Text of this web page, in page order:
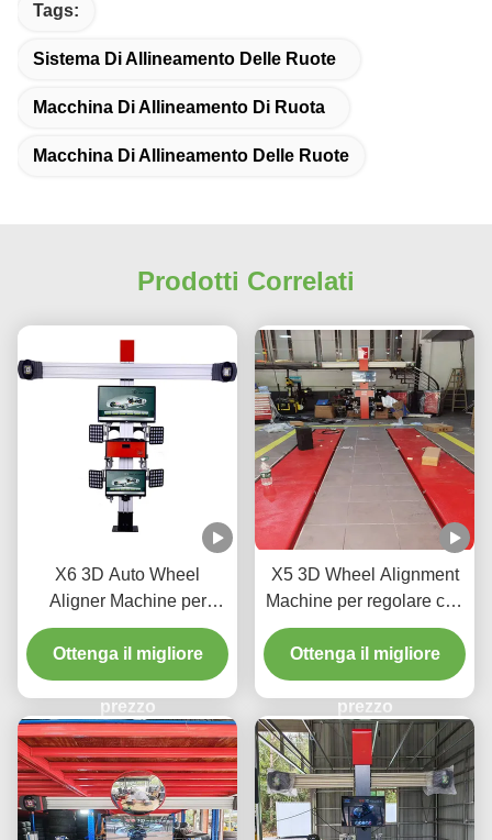
Tags:
Sistema Di Allineamento Delle Ruote
Macchina Di Allineamento Di Ruota
Macchina Di Allineamento Delle Ruote
Prodotti Correlati
X6 3D Auto Wheel
Aligner Machine per
negozio di automobili
Ottenga il migliore
prezzo
X5 3D Wheel Alignment
Machine per regolare con
precisione i pneumatici
Ottenga il migliore
prezzo